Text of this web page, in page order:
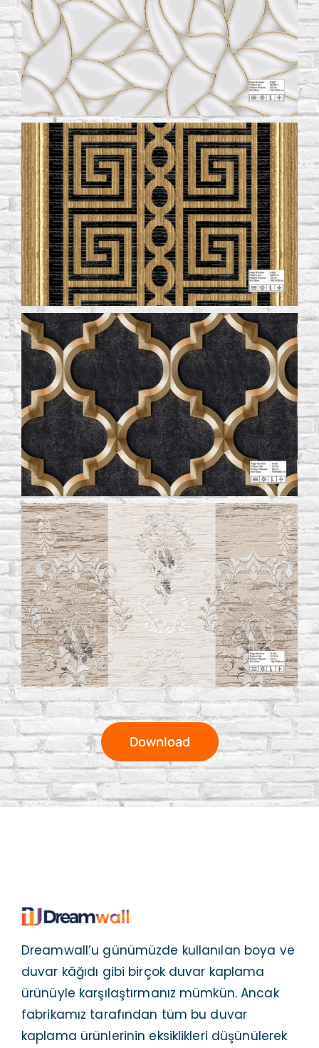
Download
Dreamwall’u günümüzde kullanılan boya ve
duvar kâğıdı gibi birçok duvar kaplama
ürünüyle karşılaştırmanız mümkün. Ancak
fabrikamız tarafından tüm bu duvar
kaplama ürünlerinin eksiklikleri düşünülerek